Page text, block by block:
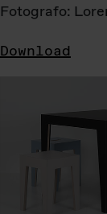
Fotografo:
Download